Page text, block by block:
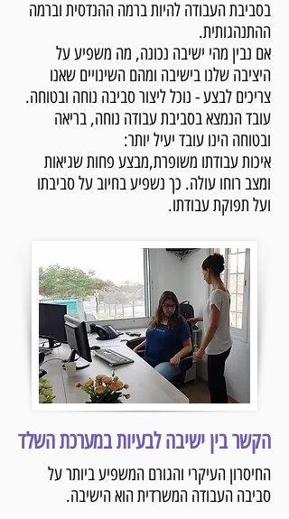
בסביבת העבודה להיות ברמה ההנדסית וברמה
ההתנהגותית.
אם נבין מהי ישיבה נכונה, מה משפיע על
היציבה שלנו בישיבה ומהם השינויים שאנו
צריכים לבצע - נוכל ליצור סביבה נוחה ובטוחה.
עובד הנמצא בסביבת עבודה נוחה, בריאה
ובטוחה הינו עובד יעיל יותר:
איכות עבודתו משופרת,מבצע פחות שגיאות
ומצב רוחו עולה. כך נשפיע בחיוב על סביבתו
ועל תפוקת עבודתו.
הקשר בין ישיבה לבעיות במערכת השלד
החיסרון העיקרי והגורם המשפיע ביותר על
סביבה העבודה המשרדית הוא הישיבה.